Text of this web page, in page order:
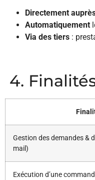
Directement
Automatiquement
Via des tiers :
4.
Gestion des demandes &
mail)
Exécution d’une